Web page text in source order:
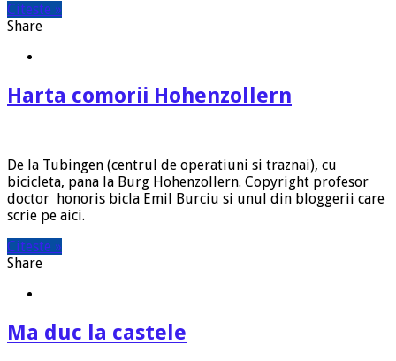
Citeste »
Share
Harta comorii Hohenzollern
De la Tubingen (centrul de operatiuni si traznai), cu
bicicleta, pana la Burg Hohenzollern. Copyright profesor
doctor honoris bicla Emil Burciu si unul din bloggerii care
scrie pe aici.
Citeste »
Share
Ma duc la castele